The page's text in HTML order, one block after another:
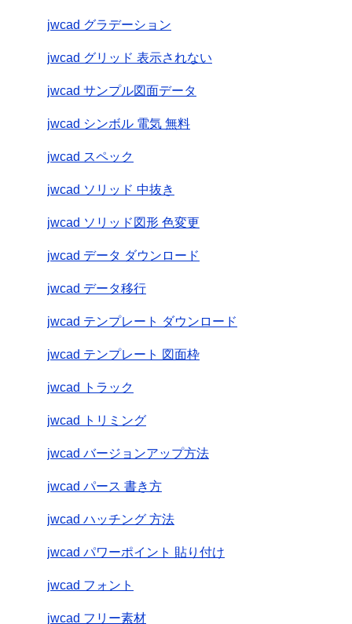
jwcad グラデーション
jwcad グリッド 表示されない
jwcad サンプル図面データ
jwcad シンボル 電気 無料
jwcad スペック
jwcad ソリッド 中抜き
jwcad ソリッド図形 色変更
jwcad データ ダウンロード
jwcad データ移行
jwcad テンプレート ダウンロード
jwcad テンプレート 図面枠
jwcad トラック
jwcad トリミング
jwcad バージョンアップ方法
jwcad パース 書き方
jwcad ハッチング 方法
jwcad パワーポイント 貼り付け
jwcad フォント
jwcad フリー素材